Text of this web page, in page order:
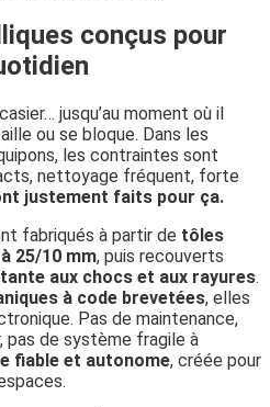
conçus pour
jusqu’au moment où il
ou se bloque. Dans les
les contraintes sont
nettoyage fréquent, forte
justement faits pour ça.
fabriqués à partir de tôles
25/10 mm, puis recouverts
aux chocs et aux rayures.
à code brevetées, elles
Pas de maintenance,
pas de système fragile à
fiable et autonome, créée pour